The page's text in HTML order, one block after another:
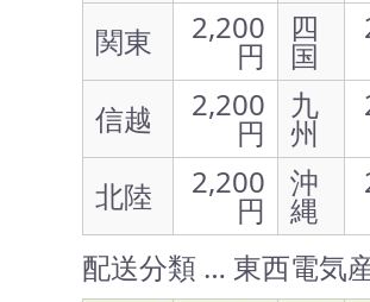
関東
2,200
円
四
国
信越
2,200
円
九
州
北陸
2,200
円
沖
縄
配送分類 … 東西電気